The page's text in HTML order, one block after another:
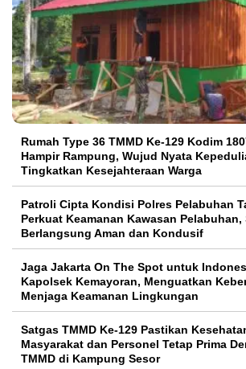
Rumah Type 36 TMMD Ke-129 Kodim
Hampir Rampung, Wujud Nyata
Tingkatkan Kesejahteraan Warga
Patroli Cipta Kondisi Polres Pelabuhan
Perkuat Keamanan Kawasan Pelabuhan,
Berlangsung Aman dan Kondusif
Jaga Jakarta On The Spot untuk
Kapolsek Kemayoran, Menguatkan
Menjaga Keamanan Lingkungan
Satgas TMMD Ke-129 Pastikan
Masyarakat dan Personel Tetap Prima
TMMD di Kampung Sesor